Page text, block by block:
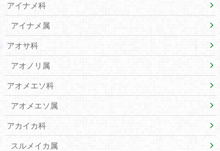
アイナメ科
アイナメ属
アオサ科
アオノリ属
アオメエソ科
アオメエソ属
アカイカ科
スルメイカ属